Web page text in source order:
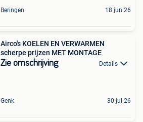
Beringen 18 jun 26
Airco's KOELEN EN VERWARMEN
scherpe prijzen MET MONTAGE
Zie omschrijving Details
Genk 30 jul 26